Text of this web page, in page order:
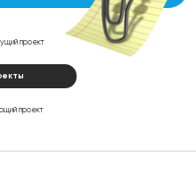
проект
проект